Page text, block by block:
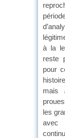
à la
reste
pour
mais
les
avec